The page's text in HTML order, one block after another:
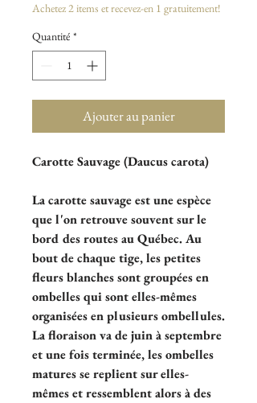
Achetez 2 items et recevez-en 1 gratuitement!
Quantité *
Ajouter au panier
Carotte Sauvage (Daucus carota)
La carotte sauvage est une espèce
que l'on retrouve souvent sur le
bord des routes au Québec. Au
bout de chaque tige, les petites
fleurs blanches sont groupées en
ombelles qui sont elles-mêmes
organisées en plusieurs ombellules.
La floraison va de juin à septembre
et une fois terminée, les ombelles
matures se replient sur elles-
mêmes et ressemblent alors à des